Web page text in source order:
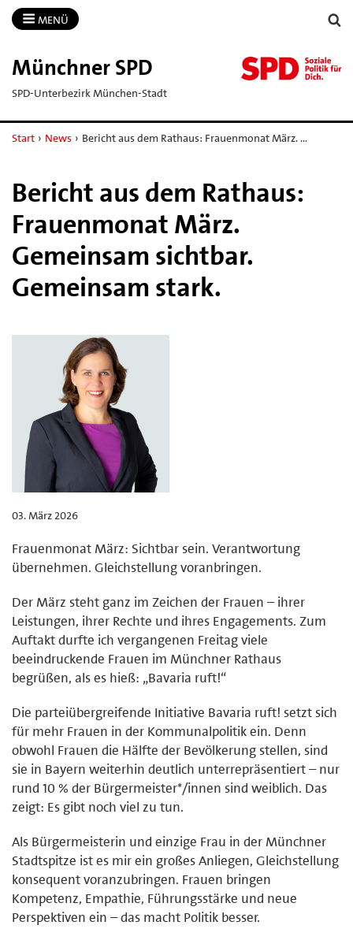
MENÜ
Münchner SPD
SPD-Unterbezirk München-Stadt
Start › News › Bericht aus dem Rathaus: Frauenmonat März. …
Bericht aus dem Rathaus:
Frauenmonat März.
Gemeinsam sichtbar.
Gemeinsam stark.
03. März 2026
Frauenmonat März: Sichtbar sein. Verantwortung
übernehmen. Gleichstellung voranbringen.
Der März steht ganz im Zeichen der Frauen – ihrer
Leistungen, ihrer Rechte und ihres Engagements. Zum
Auftakt durfte ich vergangenen Freitag viele
beeindruckende Frauen im Münchner Rathaus
begrüßen, als es hieß: „Bavaria ruft!“
Die parteiübergreifende Initiative Bavaria ruft! setzt sich
für mehr Frauen in der Kommunalpolitik ein. Denn
obwohl Frauen die Hälfte der Bevölkerung stellen, sind
sie in Bayern weiterhin deutlich unterrepräsentiert – nur
rund 10 % der Bürgermeister*/innen sind weiblich. Das
zeigt: Es gibt noch viel zu tun.
Als Bürgermeisterin und einzige Frau in der Münchner
Stadtspitze ist es mir ein großes Anliegen, Gleichstellung
konsequent voranzubringen. Frauen bringen
Kompetenz, Empathie, Führungsstärke und neue
Perspektiven ein – das macht Politik besser.